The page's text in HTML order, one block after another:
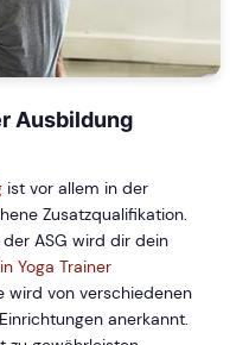
Ausbildung
ist vor allem in der
Zusatzqualifikation.
ASG wird dir dein
Yoga Trainer
wird von verschiedenen
anerkannt.